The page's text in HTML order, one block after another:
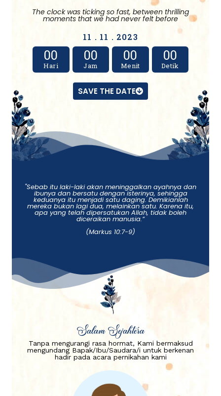
The clock was ticking so fast, between thrilling
moments that we had never felt before
11 . 11 . 2023
00
Hari
00
Jam
00
Menit
00
Detik
SAVE THE DATE
"Sebab itu laki-laki akan meninggalkan ayahnya dan
ibunya dan bersatu dengan isterinya, sehingga
keduanya itu menjadi satu daging. Demikianlah
mereka bukan lagi dua, melainkan satu. Karena itu,
apa yang telah dipersatukan Allah, tidak boleh
diceraikan manusia.”
(Markus 10:7-9)
Salam Sejahtera
Tanpa mengurangi rasa hormat, Kami bermaksud
mengundang Bapak/Ibu/Saudara/i untuk berkenan
hadir pada acara pernikahan kami